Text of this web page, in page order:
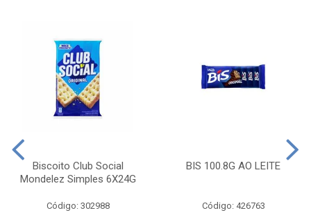
Biscoito Club Social
Mondelez Simples 6X24G
Código: 302988
BIS 100.8G AO LEITE
Código: 426763